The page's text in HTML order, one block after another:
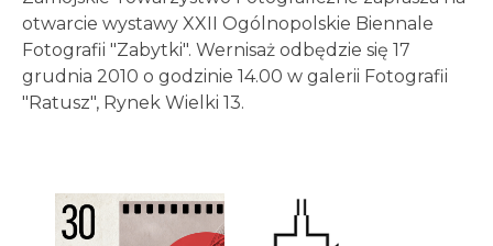
otwarcie wystawy XXII Ogólnopolskie Biennale
Fotografii "Zabytki". Wernisaż odbędzie się 17
grudnia 2010 o godzinie 14.00 w galerii Fotografii
"Ratusz", Rynek Wielki 13.